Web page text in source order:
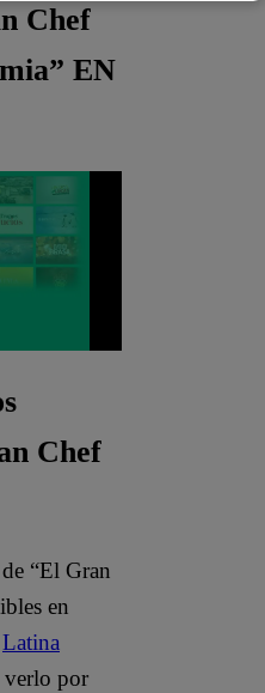
Chef
EN
Chef
“El Gran
en
Latina
verlo por